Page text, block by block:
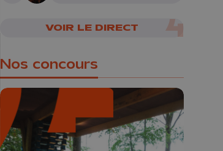
VOIR LE DIRECT
Nos concours